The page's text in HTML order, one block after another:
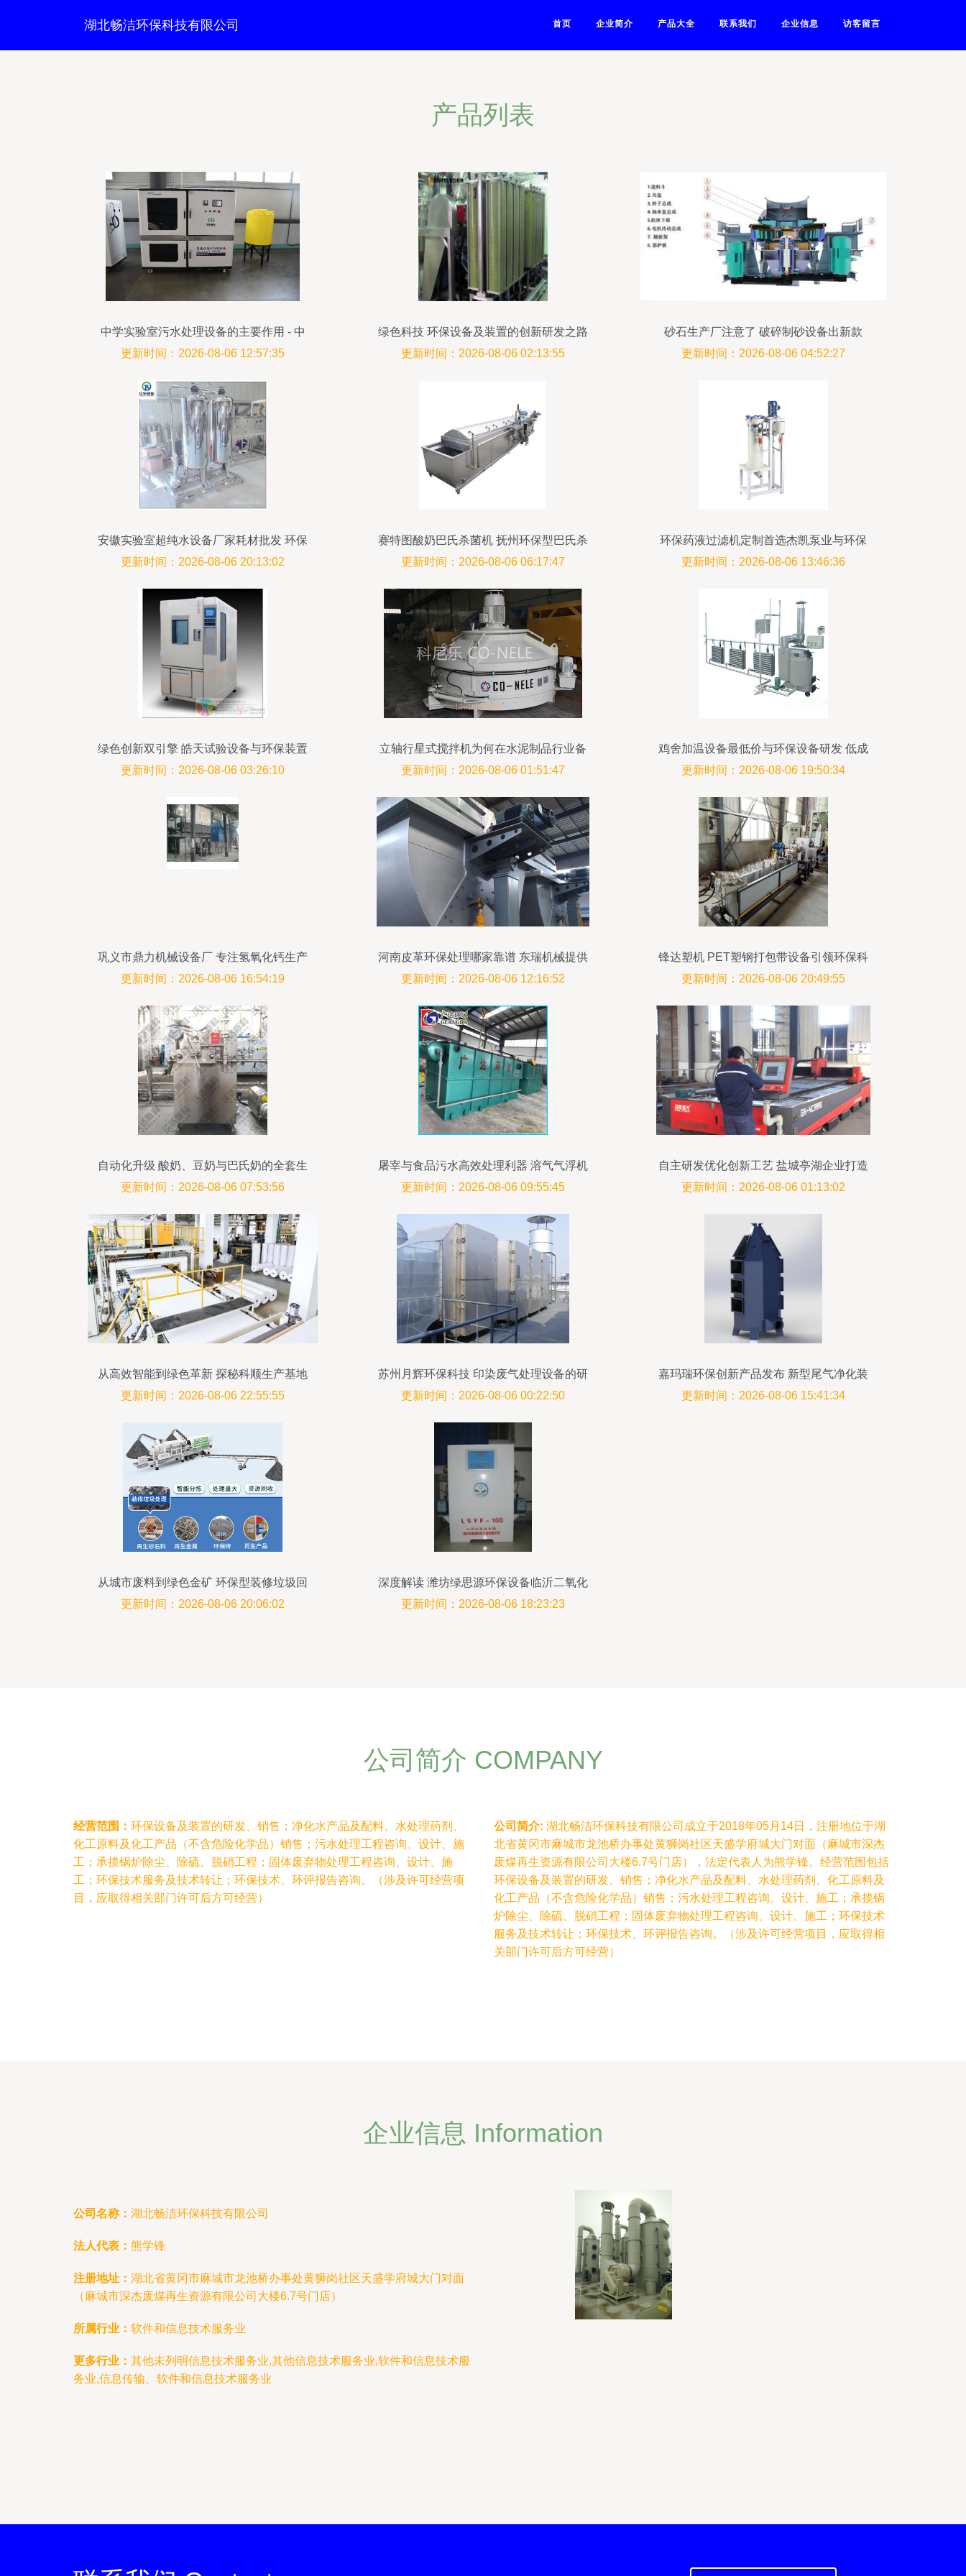
湖北畅洁环保科技有限公司 首页 企业简介 产品大全 联系我们 企业信息 访客留言
产品列表
中学实验室污水处理设备的主要作用 - 中
科瑞沃 |
更新时间：2026-08-06 12:57:35
绿色科技 环保设备及装置的创新研发之路
更新时间：2026-08-06 02:13:55
砂石生产厂注意了 破碎制砂设备出新款
了，性能惊人
更新时间：2026-08-06 04:52:27
安徽实验室超纯水设备厂家耗材批发 环保
创新引领水质净化新时代
更新时间：2026-08-06 20:13:02
赛特图酸奶巴氏杀菌机 抚州环保型巴氏杀
菌设备的研发创新
更新时间：2026-08-06 06:17:47
环保药液过滤机定制首选杰凯泵业与环保
设备研发创新
更新时间：2026-08-06 13:46:36
绿色创新双引擎 皓天试验设备与环保装置
的研发使命
更新时间：2026-08-06 03:26:10
立轴行星式搅拌机为何在水泥制品行业备
受追捧
更新时间：2026-08-06 01:51:47
鸡舍加温设备最低价与环保设备研发 低成
本养殖的绿色新思路
更新时间：2026-08-06 19:50:34
巩义市鼎力机械设备厂 专注氢氧化钙生产
线与环保设备研发制造
更新时间：2026-08-06 16:54:19
河南皮革环保处理哪家靠谱 东瑞机械提供
高效节能设备解决方案
更新时间：2026-08-06 12:16:52
锋达塑机 PET塑钢打包带设备引领环保科
技新浪潮
更新时间：2026-08-06 20:49:55
自动化升级 酸奶、豆奶与巴氏奶的全套生
产线解析
更新时间：2026-08-06 07:53:56
屠宰与食品污水高效处理利器 溶气气浮机
及一体化废水处理设备全解析
更新时间：2026-08-06 09:55:45
自主研发优化创新工艺 盐城亭湖企业打造
全国首创环保设备流水线
更新时间：2026-08-06 01:13:02
从高效智能到绿色革新 探秘科顺生产基地
背后的科技关键词与环保设备转型
更新时间：2026-08-06 22:55:55
苏州月辉环保科技 印染废气处理设备的研
发、销售及安装一体化服务
更新时间：2026-08-06 00:22:50
嘉玛瑞环保创新产品发布 新型尾气净化装
置与活性炭吸附塔正式上市
更新时间：2026-08-06 15:41:34
从城市废料到绿色金矿 环保型装修垃圾回
收生产线如何创造双赢模式
更新时间：2026-08-06 20:06:02
深度解读 潍坊绿思源环保设备临沂二氧化
氯发生器价格行情与技术赋能
更新时间：2026-08-06 18:23:23
公司简介 COMPANY
经营范围： 环保设备及装置的研发、销售；净化水产品及配料、水处理药剂、
化工原料及化工产品（不含危险化学品）销售；污水处理工程咨询、设计、施
工；承揽锅炉除尘、除硫、脱硝工程；固体废弃物处理工程咨询、设计、施
工；环保技术服务及技术转让；环保技术、环评报告咨询。（涉及许可经营项
目，应取得相关部门许可后方可经营）
公司简介: 湖北畅洁环保科技有限公司成立于2018年05月14日，注册地位于湖
北省黄冈市麻城市龙池桥办事处黄狮岗社区天盛学府城大门对面（麻城市深杰
废煤再生资源有限公司大楼6.7号门店），法定代表人为熊学锋。经营范围包括
环保设备及装置的研发、销售；净化水产品及配料、水处理药剂、化工原料及
化工产品（不含危险化学品）销售；污水处理工程咨询、设计、施工；承揽锅
炉除尘、除硫、脱硝工程；固体废弃物处理工程咨询、设计、施工；环保技术
服务及技术转让；环保技术、环评报告咨询。（涉及许可经营项目，应取得相
关部门许可后方可经营）
企业信息 Information
公司名称： 湖北畅洁环保科技有限公司
法人代表： 熊学锋
注册地址： 湖北省黄冈市麻城市龙池桥办事处黄狮岗社区天盛学府城大门对面
（麻城市深杰废煤再生资源有限公司大楼6.7号门店）
所属行业： 软件和信息技术服务业
更多行业： 其他未列明信息技术服务业,其他信息技术服务业,软件和信息技术服
务业,信息传输、软件和信息技术服务业